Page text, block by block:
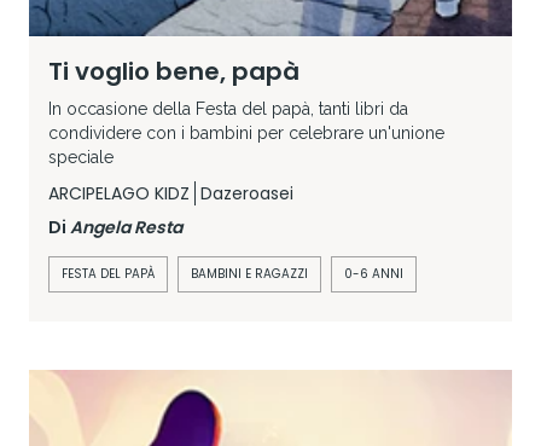
Ti voglio bene, papà
In occasione della Festa del papà, tanti libri da
condividere con i bambini per celebrare un'unione
speciale
ARCIPELAGO KIDZ Dazeroasei
Di Angela Resta
FESTA DEL PAPÀ BAMBINI E RAGAZZI 0-6 ANNI